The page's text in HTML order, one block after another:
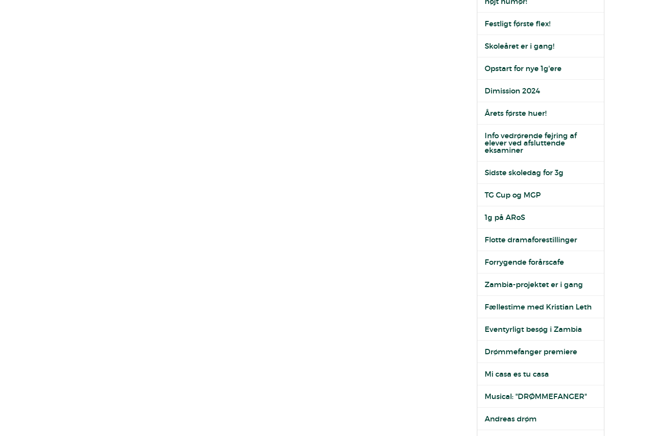
Festligt første flex!
Skoleåret er i gang!
Opstart for nye 1g'ere
Dimission 2024
Årets første huer!
Info vedrørende fejring af
elever ved afsluttende
eksaminer
Sidste skoledag for 3g
TG Cup og MGP
1g på ARoS
Flotte dramaforestillinger
Forrygende forårscafe
Zambia-projektet er i gang
Fællestime med Kristian Leth
Eventyrligt besøg i Zambia
Drømmefanger premiere
Mi casa es tu casa
Musical: "DRØMMEFANGER"
Andreas drøm